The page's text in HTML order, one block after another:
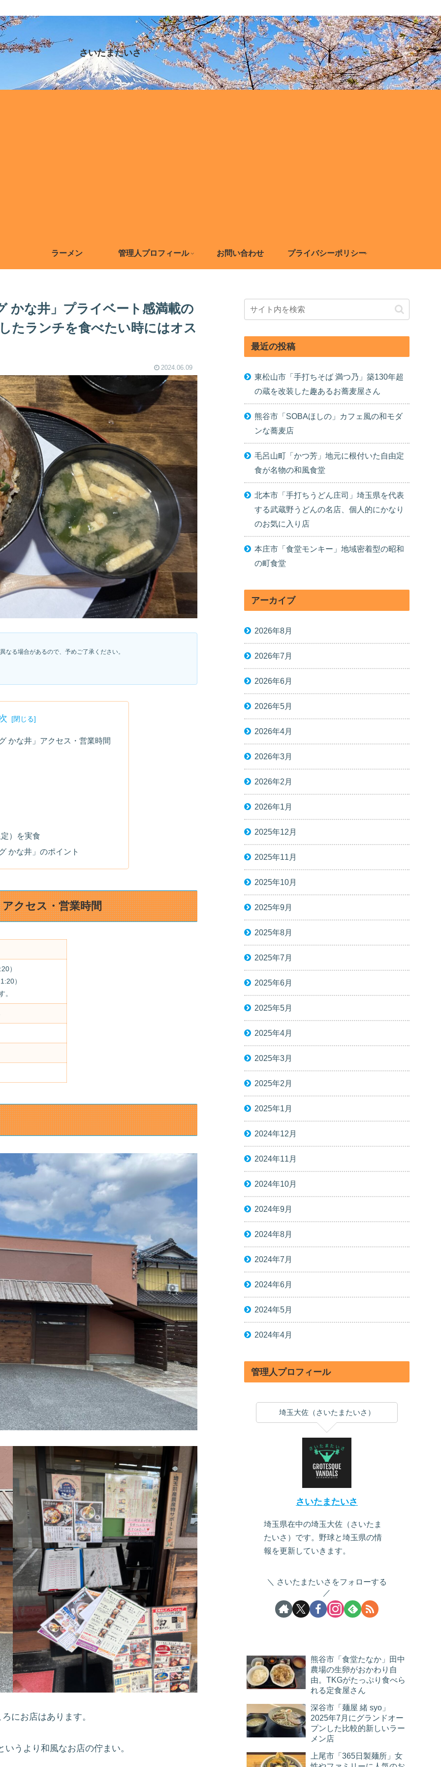
さいたまたいさ
ラーメン 管理人プロフィール お問い合わせ プライバシーポリシー
かな井」プライベート感満載の
たランチを食べたい時にはオス
2024.06.09
なる場合があるので、予めご了承ください。
かな井」アクセス・営業時間
）を実食
かな井」のポイント
クセス・営業時間
）
ダー21:20）
。
にお店はあります。
うより和風なお店の佇まい。
最近の投稿
東松山市「手打ちそば 満つ乃」築130年超
の蔵を改装した趣あるお蕎麦屋さん
熊谷市「SOBAほしの」カフェ風の和モダ
ンな蕎麦店
毛呂山町「かつ芳」地元に根付いた自由定
食が名物の和風食堂
北本市「手打ちうどん庄司」埼玉県を代表
する武蔵野うどんの名店、個人的にかなり
のお気に入り店
本庄市「食堂モンキー」地域密着型の昭和
の町食堂
アーカイブ
2026年8月
2026年7月
2026年6月
2026年5月
2026年4月
2026年3月
2026年2月
2026年1月
2025年12月
2025年11月
2025年10月
2025年9月
2025年8月
2025年7月
2025年6月
2025年5月
2025年4月
2025年3月
2025年2月
2025年1月
2024年12月
2024年11月
2024年10月
2024年9月
2024年8月
2024年7月
2024年6月
2024年5月
2024年4月
管理人プロフィール
埼玉大佐（さいたまたいさ）
さいたまたいさ
埼玉県在中の埼玉大佐（さいたま
たいさ）です。野球と埼玉県の情
報を更新していきます。
さいたまたいさをフォローする
熊谷市「食堂たなか」田中
農場の生卵がおかわり自
由。TKGがたっぷり食べら
れる定食屋さん
深谷市「麺屋 緒 syo」
2025年7月にグランドオー
プンした比較的新しいラー
メン店
上尾市「365日製麺所」女